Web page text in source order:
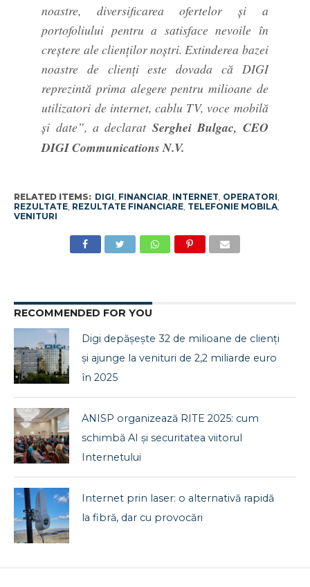
noastre, diversificarea ofertelor și a
portofoliului pentru a satisface nevoile în
creștere ale clienților noștri. Extinderea bazei
noastre de clienți este dovada că DIGI
reprezintă prima alegere pentru milioane de
utilizatori de internet, cablu TV, voce mobilă
și date”, a declarat Serghei Bulgac, CEO
DIGI Communications N.V.
RELATED ITEMS: DIGI FINANCIAR INTERNET OPERATORI
REZULTATE, REZULTATE FINANCIARE, TELEFONIE MOBILA,
VENITURI
RECOMMENDED FOR YOU
Digi depășește 32 de milioane de clienți
și ajunge la venituri de 2,2 miliarde euro
în 2025
ANISP organizează RITE 2025: cum
schimbă AI și securitatea viitorul
Internetului
Internet prin laser: o alternativă rapidă
la fibră, dar cu provocări